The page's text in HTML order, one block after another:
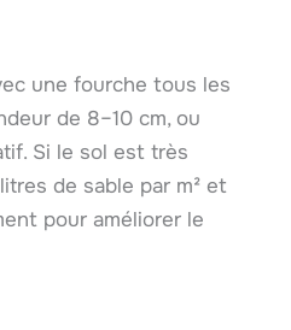
une fourche tous les
de 8–10 cm, ou
Si le sol est très
de sable par m² et
pour améliorer le